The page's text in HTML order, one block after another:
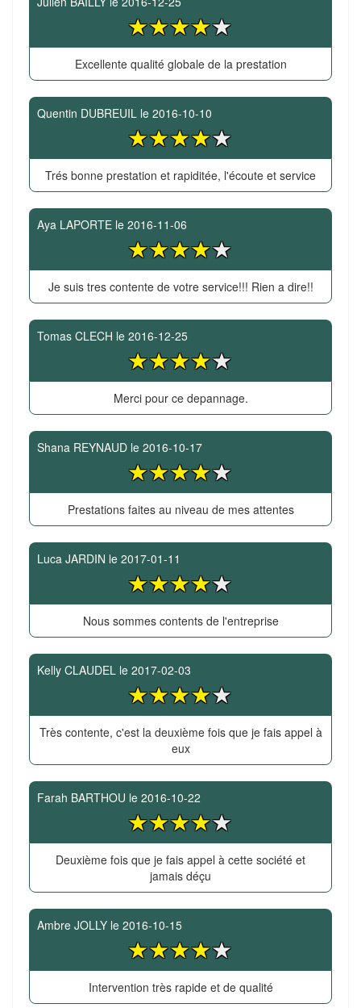
Excellente qualité globale de la prestation
Quentin DUBREUIL le 2016-10-10
Trés bonne prestation et rapiditée, l'écoute et service
Aya LAPORTE le 2016-11-06
Je suis tres contente de votre service!!! Rien a dire!!
Tomas CLECH le 2016-12-25
Merci pour ce depannage.
Shana REYNAUD le 2016-10-17
Prestations faites au niveau de mes attentes
Luca JARDIN le 2017-01-11
Nous sommes contents de l'entreprise
Kelly CLAUDEL le 2017-02-03
Très contente, c'est la deuxième fois que je fais appel à
eux
Farah BARTHOU le 2016-10-22
Deuxième fois que je fais appel à cette société et
jamais déçu
Ambre JOLLY le 2016-10-15
Intervention très rapide et de qualité